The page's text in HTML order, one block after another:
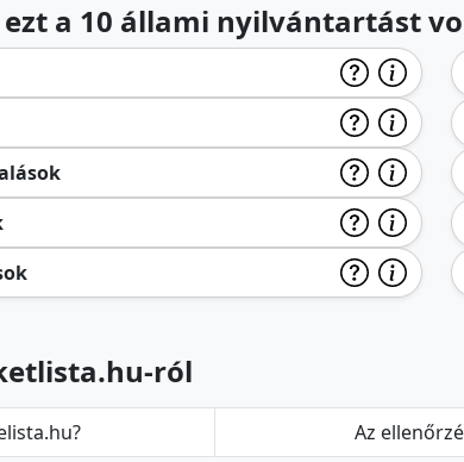
a 10 állami nyilvántartást
ról
Az